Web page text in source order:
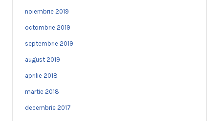
noiembrie 2019
octombrie 2019
septembrie 2019
august 2019
aprilie 2018
martie 2018
decembrie 2017